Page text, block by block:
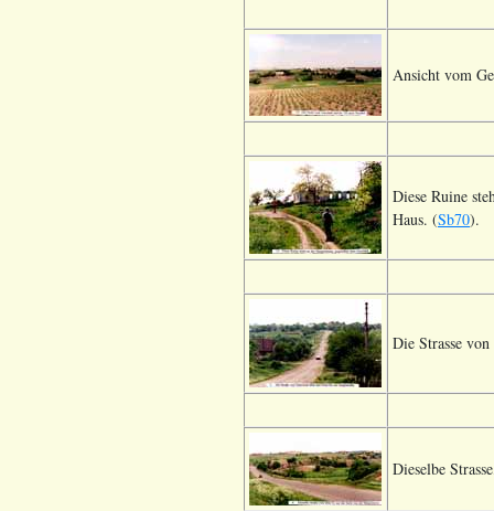
Ansicht vom
Diese Ruine
Haus. (Sb70).
Die Strasse
Dieselbe